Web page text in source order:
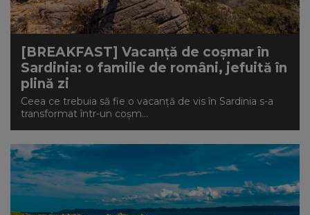
NEWS
CONTUL MEU
[BREAKFAST] Vacanță de coșmar în
Sardinia: o familie de români, jefuită în
plină zi
Ceea ce trebuia să fie o vacanță de vis în Sardinia s-a
transformat într-un coșm...